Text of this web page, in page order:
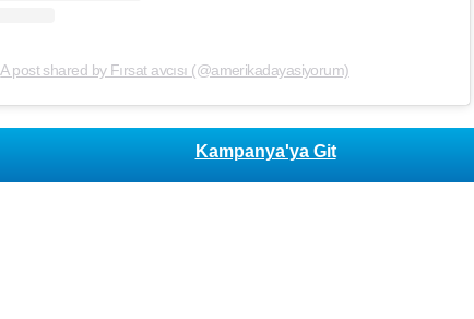
A post shared by Fırsat avcısı (@amerikadayasiyorum)
Kampanya'ya Git